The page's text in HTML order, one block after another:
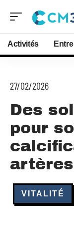
Activités
27/02/2026
Des
pour
artères
VITALITÉ